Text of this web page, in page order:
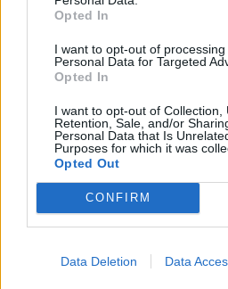
Opted In
I want to opt-out of processing
Personal Data for Targeted
Opted In
I want to opt-out of Collection,
Retention, Sale, and/or
Personal Data that Is
Purposes for which it was
Opted Out
CONFIRM
Data Deletion Data
των πολιτών
5G παντού, 6G στον ορίζοντα:
Ελλάδα στη μεγάλη
08/08/2026 - 10:54 ΤΕΧΝΟΛΟΓΙΑ
Διευρύνεται η πρωτοβουλία για
με 916 προϊόντα
08/08/2026 - 12:12 ΛΙΑΝΕΜΠΟΡΙΟ